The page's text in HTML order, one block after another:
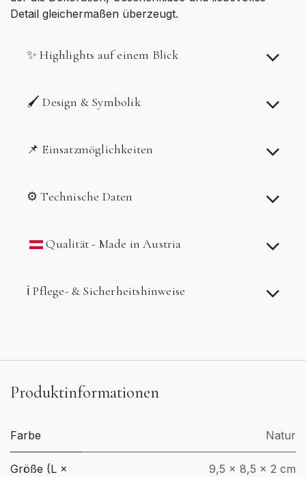
Detail gleichermaßen überzeugt.
✨ Highlights auf einem Blick
🖌️ Design & Symbolik
📌 Einsatzmöglichkeiten
⚙️ Technische Daten
Qualität - Made in Austria
ℹ️ Pflege- & Sicherheitshinweise
Produktinformationen
Farbe Natur
Größe (L ×
9,5 × 8,5 × 2 cm